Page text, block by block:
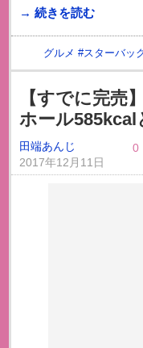
→ 続きを読む
グルメ #スターバッ
【すでに完売
ホール585kcal
田端あんじ
2017年12月11日
0